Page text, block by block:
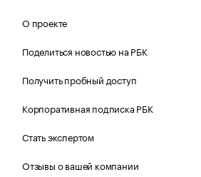
О проекте
Поделиться новостью на РБК
Получить пробный доступ
Корпоративная подписка РБК
Стать экспертом
Отзывы о вашей компании